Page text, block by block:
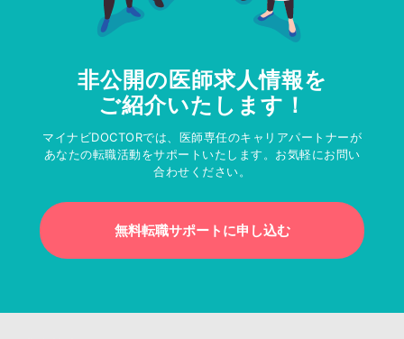
非公開の医師求人情報を
ご紹介いたします！
マイナビDOCTORでは、医師専任のキャリアパートナーが
あなたの転職活動をサポートいたします。お気軽にお問い
合わせください。
無料転職サポートに申し込む